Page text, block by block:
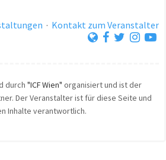
· Kontakt zum Veranstalter
durch "ICF Wien" organisiert und ist der
Der Veranstalter ist für diese Seite und
Inhalte verantwortlich.